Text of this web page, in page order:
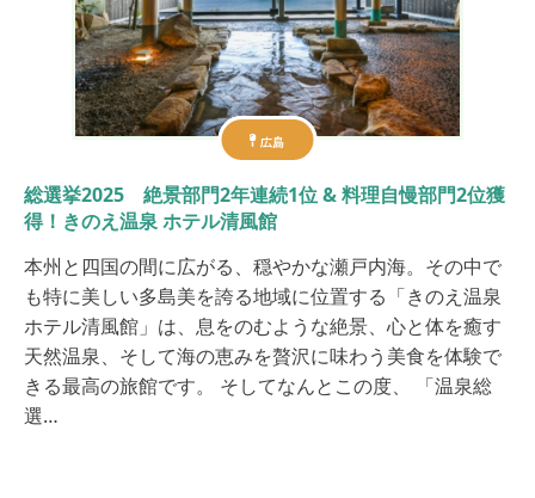
広島
総選挙2025 絶景部門2年連続1位 & 料理自慢部門2位獲
得！きのえ温泉 ホテル清風館
本州と四国の間に広がる、穏やかな瀬戸内海。その中で
も特に美しい多島美を誇る地域に位置する「きのえ温泉
ホテル清風館」は、息をのむような絶景、心と体を癒す
天然温泉、そして海の恵みを贅沢に味わう美食を体験で
きる最高の旅館です。 そしてなんとこの度、 「温泉総
選…